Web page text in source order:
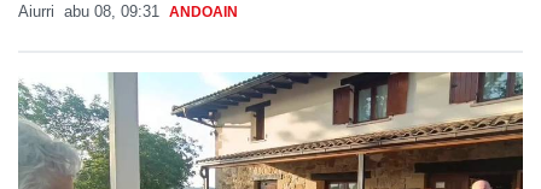
Aiurri abu 08, 09:31 ANDOAIN